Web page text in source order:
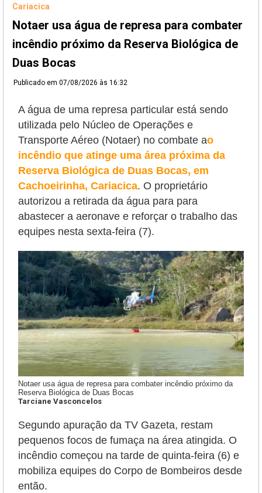
Cariacica
Notaer usa água de represa para combater
incêndio próximo da Reserva Biológica de
Duas Bocas
Publicado em 07/08/2026 às 16:32
A água de uma represa particular está sendo
utilizada pelo Núcleo de Operações e
Transporte Aéreo (Notaer) no combate ao
incêndio que atinge uma área próxima da
Reserva Biológica de Duas Bocas, em
Cachoeirinha, Cariacica. O proprietário
autorizou a retirada da água para para
abastecer a aeronave e reforçar o trabalho das
equipes nesta sexta-feira (7).
Notaer usa água de represa para combater incêndio próximo da
Reserva Biológica de Duas Bocas
Tarciane Vasconcelos
Segundo apuração da TV Gazeta, restam
pequenos focos de fumaça na área atingida. O
incêndio começou na tarde de quinta-feira (6) e
mobiliza equipes do Corpo de Bombeiros desde
então.